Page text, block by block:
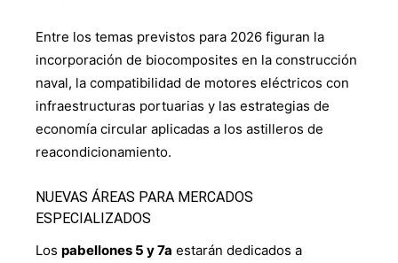
Entre los temas previstos para 2026 figuran la
incorporación de biocomposites en la construcción
naval, la compatibilidad de motores eléctricos con
infraestructuras portuarias y las estrategias de
economía circular aplicadas a los astilleros de
reacondicionamiento.
NUEVAS ÁREAS PARA MERCADOS
ESPECIALIZADOS
Los pabellones 5 y 7a estarán dedicados a